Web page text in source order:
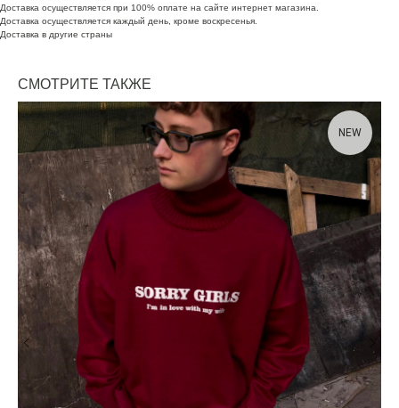
Доставка осуществляется при 100% оплате на сайте интернет магазина.
Доставка осуществляется каждый день, кроме воскресенья.
Доставка в другие страны
СМОТРИТЕ ТАКЖЕ
NEW